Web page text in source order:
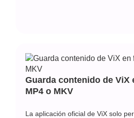
Guarda contenido de ViX
MP4 o MKV
La aplicación oficial de ViX solo